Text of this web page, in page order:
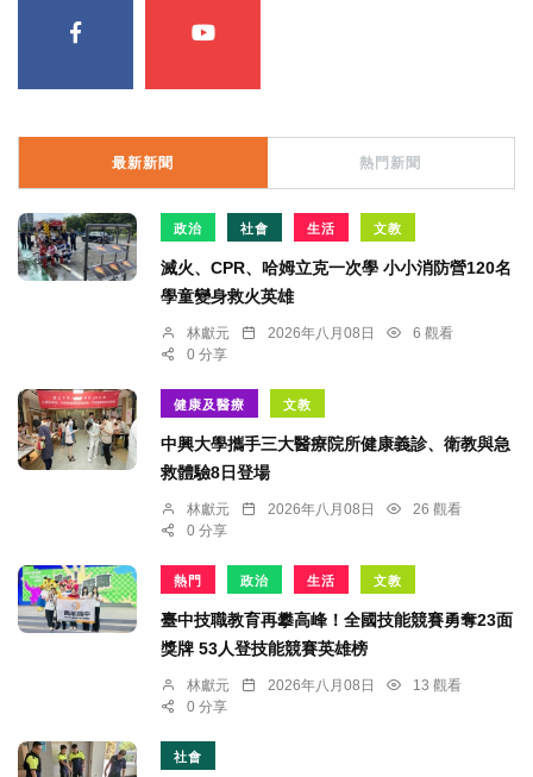
最新新聞 熱門新聞
政治 社會 生活 文教
滅火、CPR、哈姆立克一次學 小小消防營120名
學童變身救火英雄
林獻元 2026年八月08日
6 觀看
0 分享
健康及醫療 文教
中興大學攜手三大醫療院所健康義診、衛教與急
救體驗8日登場
林獻元 2026年八月08日
26 觀看
0 分享
熱門 政治 生活 文教
臺中技職教育再攀高峰！全國技能競賽勇奪23面
獎牌 53人登技能競賽英雄榜
林獻元 2026年八月08日
13 觀看
0 分享
社會